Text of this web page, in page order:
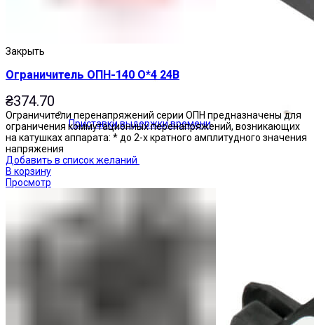
Приставки выдержки времени
Закрыть
Ограничитель ОПН-140 О*4 24В
₴374.70
Ограничители перенапряжений серии ОПН предназначены для
ограничения коммутационных перенапряжений, возникающих
на катушках аппарата: * до 2-х кратного амплитудного значения
напряжения
Добавить в список желаний
В корзину
Просмотр